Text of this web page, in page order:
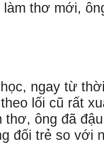
làm thơ mới,
ngay từ
lối cũ rất
thơ, ông đã
đối trẻ so với